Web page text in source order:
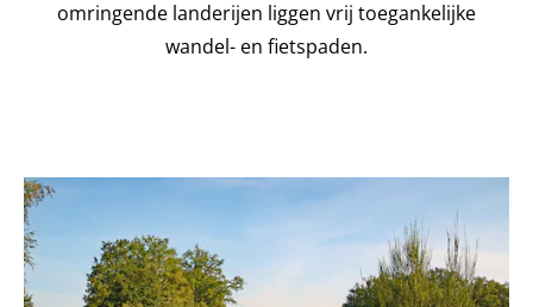
omringende landerijen liggen vrij toegankelijke
wandel- en fietspaden.